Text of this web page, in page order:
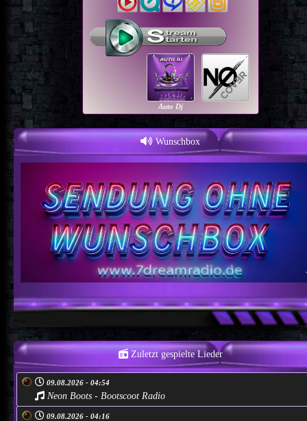
Auto Dj
Wunschbox
Zuletzt gespielte Lieder
09.08.2026 - 04:54
Neon Boots - Bootscoot Radio
09.08.2026 - 04:16